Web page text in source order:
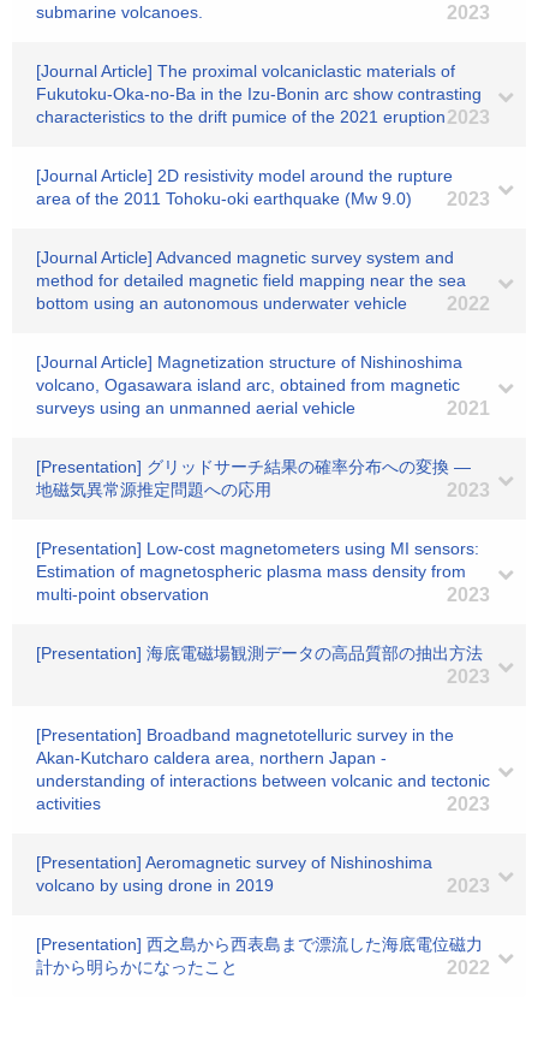
submarine volcanoes.
2023
[Journal Article] The proximal volcaniclastic materials of
Fukutoku‐Oka‐no‐Ba in the Izu‐Bonin arc show contrasting
characteristics to the drift pumice of the 2021 eruption2023
[Journal Article] 2D resistivity model around the rupture
area of the 2011 Tohoku-oki earthquake (Mw 9.0)
2023
[Journal Article] Advanced magnetic survey system and
method for detailed magnetic field mapping near the sea
bottom using an autonomous underwater vehicle
2022
[Journal Article] Magnetization structure of Nishinoshima
volcano, Ogasawara island arc, obtained from magnetic
surveys using an unmanned aerial vehicle
2021
[Presentation] グリッドサーチ結果の確率分布への変換 ―
地磁気異常源推定問題への応用
2023
[Presentation] Low-cost magnetometers using MI sensors:
Estimation of magnetospheric plasma mass density from
multi-point observation
2023
[Presentation] 海底電磁場観測データの高品質部の抽出方法
2023
[Presentation] Broadband magnetotelluric survey in the
Akan-Kutcharo caldera area, northern Japan -
understanding of interactions between volcanic and tectonic
activities
2023
[Presentation] Aeromagnetic survey of Nishinoshima
volcano by using drone in 2019
2023
[Presentation] 西之島から西表島まで漂流した海底電位磁力
計から明らかになったこと
2022